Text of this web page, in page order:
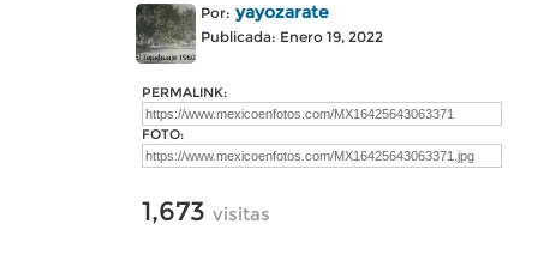
Por: yayozarate
Publicada: Enero 19, 2022
PERMALINK:
FOTO:
1,673 visitas